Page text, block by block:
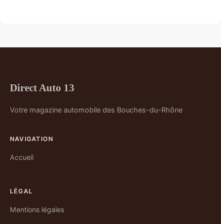
Direct Auto 13
Votre magazine automobile des Bouches-du-Rhône
NAVIGATION
Accueil
LÉGAL
Mentions légales